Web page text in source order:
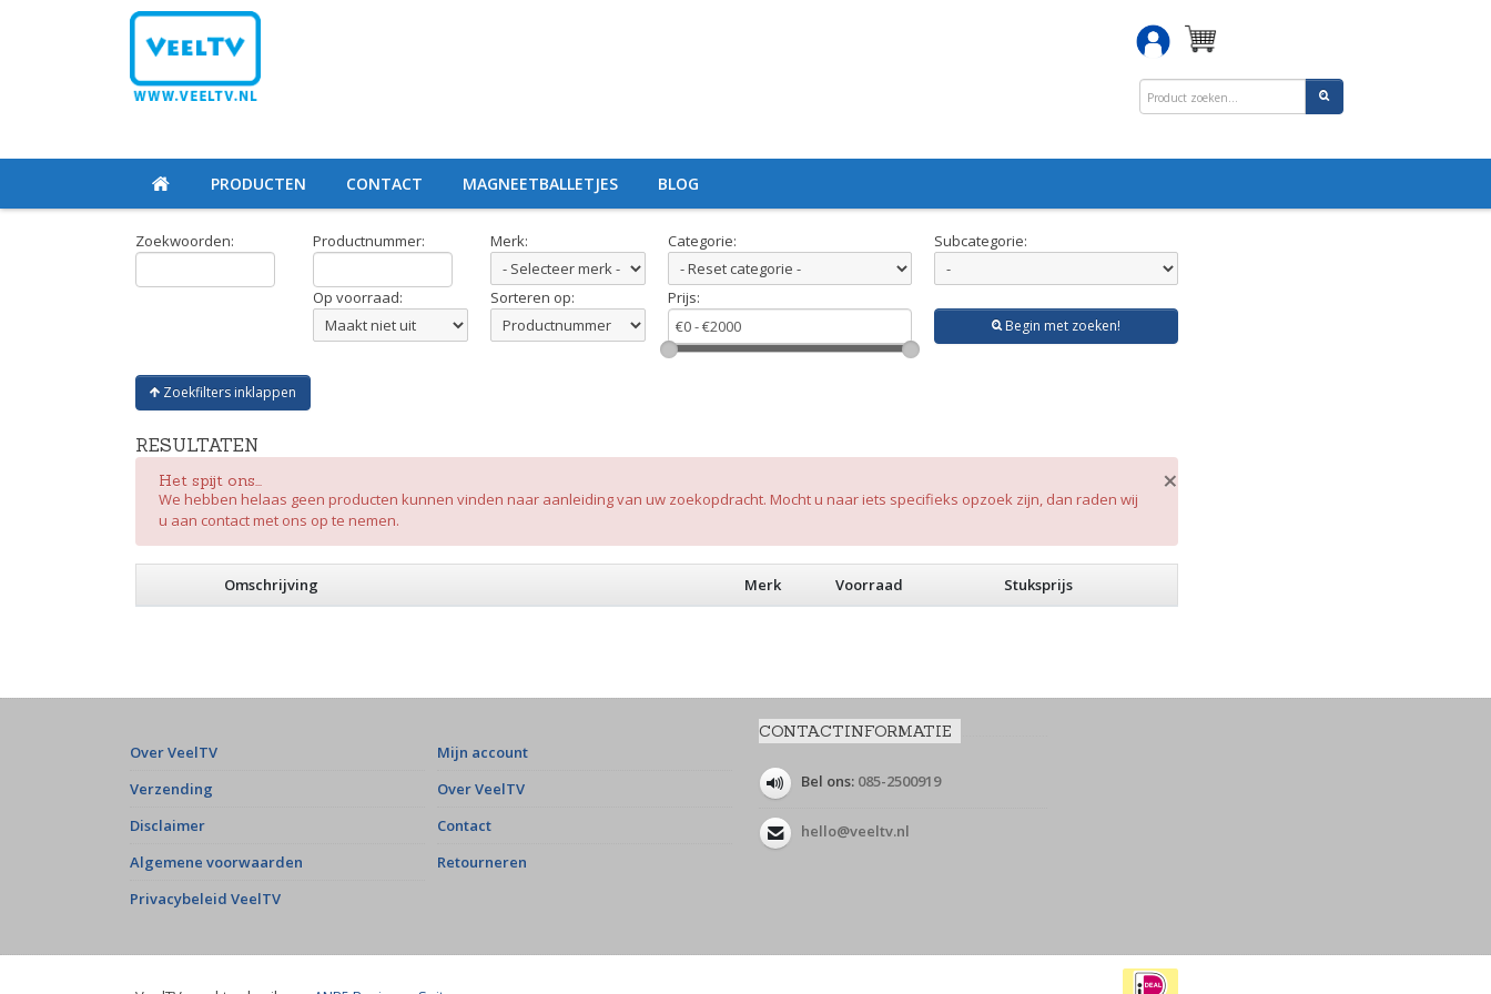
PRODUCTEN CONTACT MAGNEETBALLETJES BLOG
Zoekwoorden: Productnummer: Merk: Categorie: Subcategorie:
Op voorraad: Sorteren op: Prijs:
Begin met zoeken!
Zoekfilters inklappen
RESULTATEN
×
Het spijt ons...
We hebben helaas geen producten kunnen vinden naar aanleiding van uw zoekopdracht. Mocht u naar iets specifieks opzoek zijn, dan raden wij
u aan contact met ons op te nemen.
Omschrijving Merk Voorraad Stuksprijs
Over VeelTV
Verzending
Disclaimer
Algemene voorwaarden
Privacybeleid VeelTV
Mijn account
Over VeelTV
Contact
Retourneren
CONTACTINFORMATIE
Bel ons: 085-2500919
hello@veeltv.nl